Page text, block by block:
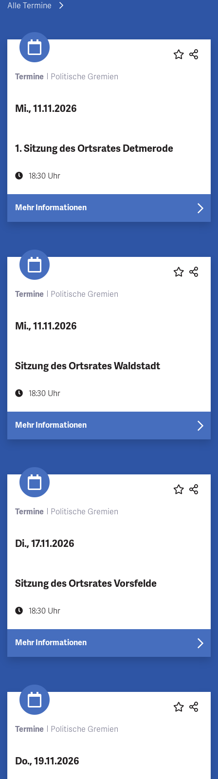
Alle Termine
Termine Politische Gremien
Mi., 11.11.2026
1. Sitzung des Ortsrates Detmerode
18:30 Uhr
Mehr Informationen
Termine Politische Gremien
Mi., 11.11.2026
Sitzung des Ortsrates Waldstadt
18:30 Uhr
Mehr Informationen
Termine Politische Gremien
Di., 17.11.2026
Sitzung des Ortsrates Vorsfelde
18:30 Uhr
Mehr Informationen
Termine Politische Gremien
Do., 19.11.2026